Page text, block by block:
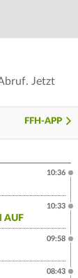
Jetzt
FFH-APP
10:36
AUF
10:33
09:58
08:43